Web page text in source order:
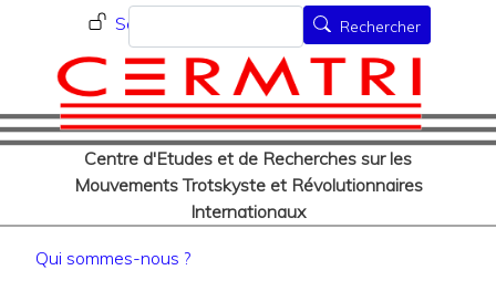
au
contenu
principal
Menu du compte de
Se connecter
Centre d'Etudes et de Recherches sur les
Mouvements Trotskyste et Révolutionnaires
Internationaux
Rechercher Rechercher
Navigation principale
Qui sommes-nous ?